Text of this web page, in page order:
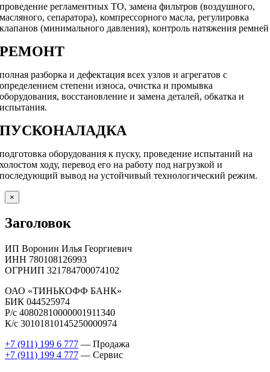
проведение регламентных ТО, замена фильтров (воздушного,
масляного, сепаратора), компрессорного масла, регулировка
клапанов (минимального давления), контроль натяжения ремней
РЕМОНТ
полная разборка и дефектация всех узлов и агрегатов с
определением степени износа, очистка и промывка
оборудования, восстановление и замена деталей, обкатка и
испытания.
ПУСКОНАЛАДКА
подготовка оборудования к пуску, проведение испытаний на
холостом ходу, перевод его на работу под нагрузкой и
последующий вывод на устойчивый технологический режим.
Close
product
view
×
Заголовок
ИП Воронин Илья Георгиевич
ИНН 780108126993
ОГРНИП 321784700074102
ОАО «ТИНЬКОФФ БАНК»
БИК 044525974
Р/с 40802810000001911340
К/с 30101810145250000974
+7 (911) 199 6 777 — Продажа
+7 (911) 199 4 777 — Сервис